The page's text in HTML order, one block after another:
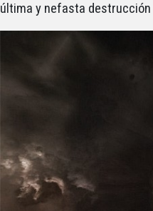
última y nefasta destrucción